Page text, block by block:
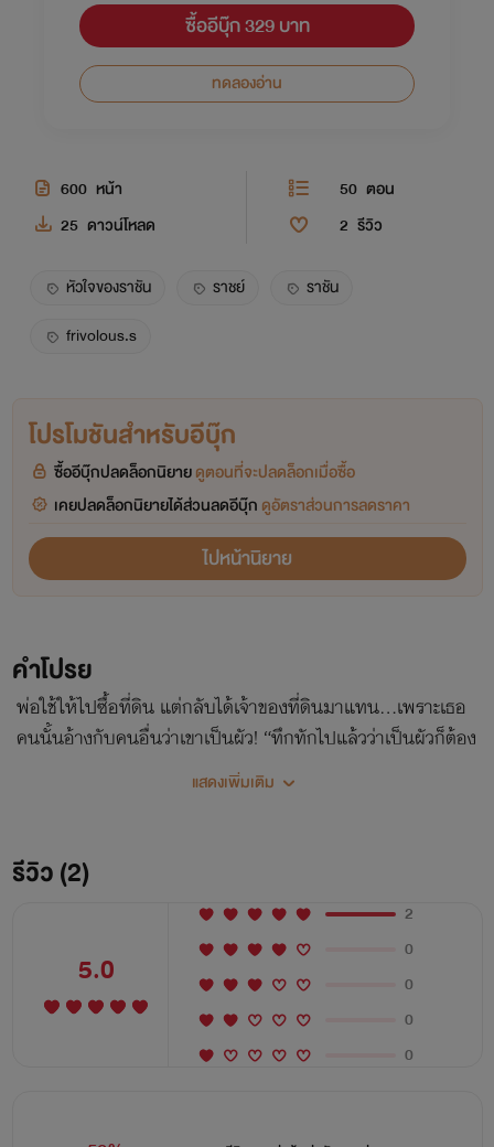
ซื้ออีบุ๊ก 329 บาท
ทดลองอ่าน
600 หน้า 50 ตอน
25 ดาวน์โหลด 2 รีวิว
หัวใจของราชัน ราชย์
ราชัน
frivolous.s
โปรโมชันสำหรับอีบุ๊ก
ซื้ออีบุ๊กปลดล็อกนิยายดูตอนที่จะปลดล็อกเมื่อซื้อ
เคยปลดล็อกนิยายได้ส่วนลดอีบุ๊ก ดูอัตราส่วนการลดราคา
ไปหน้านิยาย
คำโปรย
พ่อใช้ให้ไปซื้อที่ดิน แต่กลับได้เจ้าของที่ดินมาแทน…เพราะเธอ
คนนั้นอ้างกับคนอื่นว่าเขาเป็นผัว! “ทึกทักไปแล้วว่าเป็นผัวก็ต้อง
รับผิดชอบสิวะ! รู้ไหมว่าคนถูกกล่าวหามันเสียหาย!!”
แสดงเพิ่มเติม
รีวิว (2)
5.0
2
0
0
0
0